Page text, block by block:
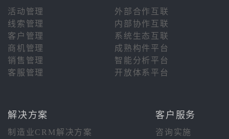
活动管理
外部合作互联
线索管理
内部协作互联
客户管理
系统生态互联
商机管理
成熟构件平台
销售管理
智能分析平台
客服管理
开放体系平台
解决方案 客户服务
制造业CRM解决方案
咨询实施